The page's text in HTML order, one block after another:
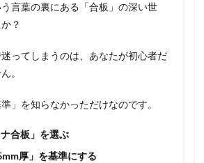
う言葉の裏にある「合板」の深い世
？
ってしまうのは、あなたが初心者だ
。
」を知らなかっただけなのです。
合板」を選ぶ
厚」を基準にする